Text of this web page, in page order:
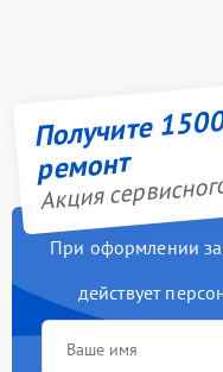
Получите
ремонт
Акция
При оформлении
действует